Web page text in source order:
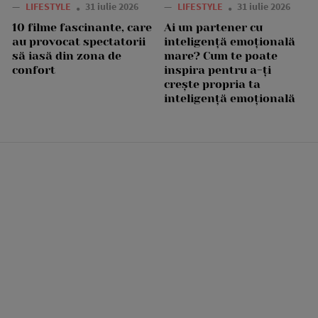
— LIFESTYLE 31 iulie 2026
10 filme fascinante, care
au provocat spectatorii
să iasă din zona de
confort
— LIFESTYLE 31 iulie 2026
Ai un partener cu
inteligență emoțională
mare? Cum te poate
inspira pentru a-ți
crește propria ta
inteligență emoțională